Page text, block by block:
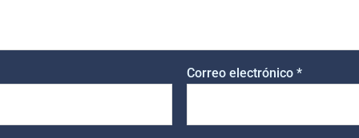
Correo electrónico*